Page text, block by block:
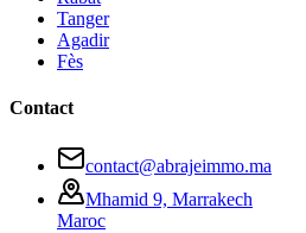
Tanger
Agadir
Fès
Contact
contact@abrajeimmo.ma
Mhamid 9, Marrakech
Maroc